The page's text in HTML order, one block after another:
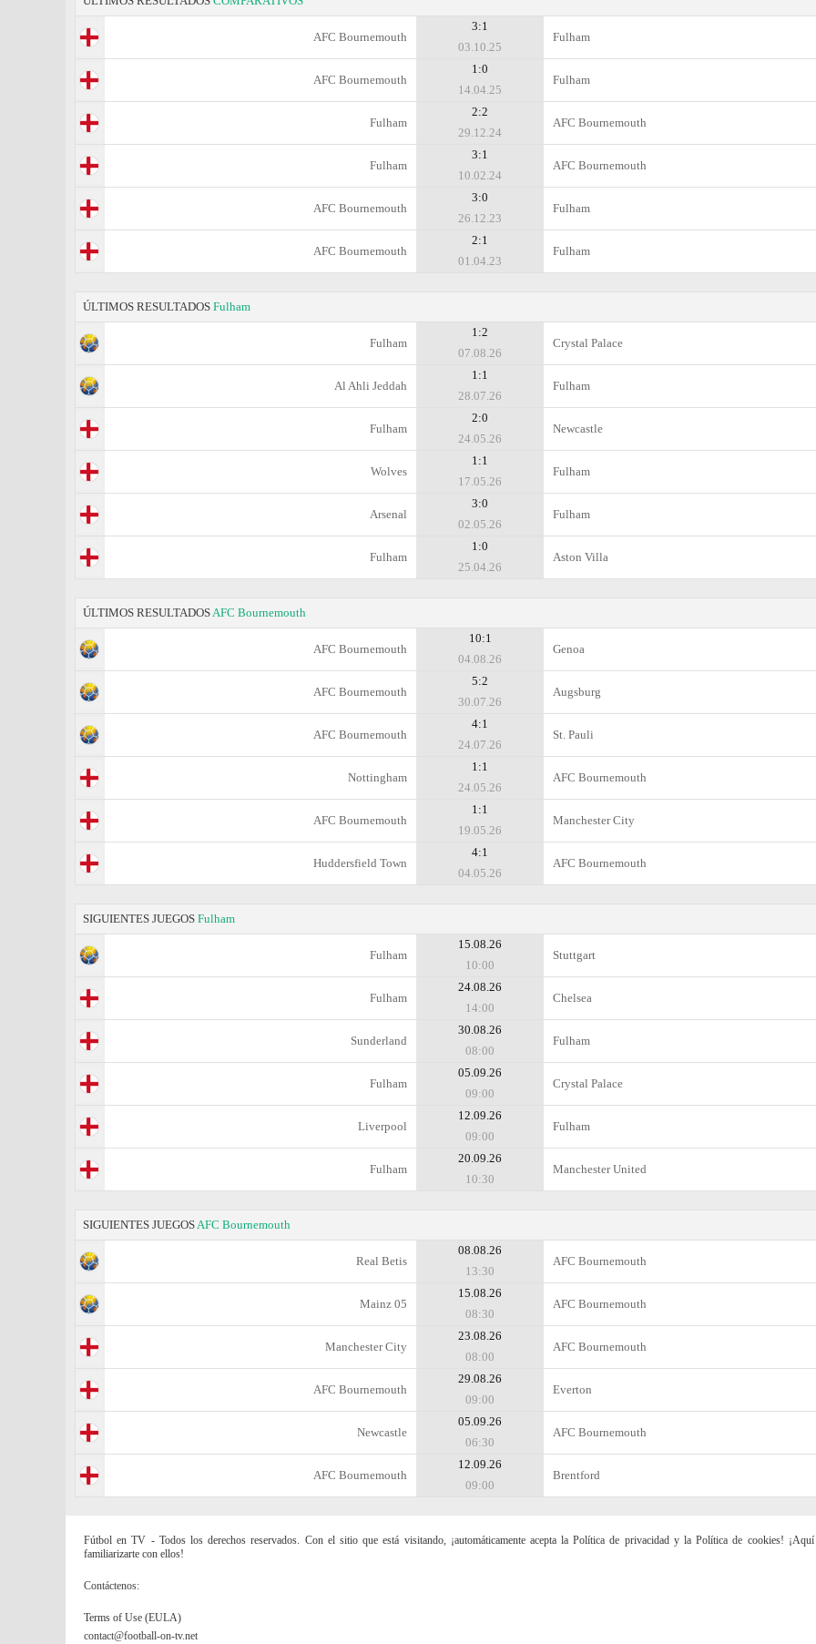
AFC Bournemouth
3:1
03.10.25
Fulham
AFC Bournemouth
1:0
14.04.25
Fulham
Fulham
2:2
29.12.24
AFC Bournemouth
Fulham
3:1
10.02.24
AFC Bournemouth
AFC Bournemouth
3:0
26.12.23
Fulham
AFC Bournemouth
2:1
01.04.23
Fulham
ÚLTIMOS RESULTADOS Fulham
Fulham
1:2
07.08.26
Crystal Palace
Al Ahli Jeddah
1:1
28.07.26
Fulham
Fulham
2:0
24.05.26
Newcastle
Wolves
1:1
17.05.26
Fulham
Arsenal
3:0
02.05.26
Fulham
Fulham
1:0
25.04.26
Aston Villa
ÚLTIMOS RESULTADOSAFC Bournemouth
AFC Bournemouth
10:1
04.08.26
Genoa
AFC Bournemouth
5:2
30.07.26
Augsburg
AFC Bournemouth
4:1
24.07.26
St. Pauli
Nottingham
1:1
24.05.26
AFC Bournemouth
AFC Bournemouth
1:1
19.05.26
Manchester City
Huddersfield Town
4:1
04.05.26
AFC Bournemouth
SIGUIENTES JUEGOS Fulham
Fulham
15.08.26
10:00
Stuttgart
Fulham
24.08.26
14:00
Chelsea
Sunderland
30.08.26
08:00
Fulham
Fulham
05.09.26
09:00
Crystal Palace
Liverpool
12.09.26
09:00
Fulham
Fulham
20.09.26
10:30
Manchester United
SIGUIENTES JUEGOSAFC Bournemouth
Real Betis
08.08.26
13:30
AFC Bournemouth
Mainz 05
15.08.26
08:30
AFC Bournemouth
Manchester City
23.08.26
08:00
AFC Bournemouth
AFC Bournemouth
29.08.26
09:00
Everton
Newcastle
05.09.26
06:30
AFC Bournemouth
AFC Bournemouth
12.09.26
09:00
Brentford
Fútbol en TV - Todos los derechos reservados. Con el sitio que está visitando, ¡automáticamente acepta la Política de privacidad y la Política de cookies! ¡Aquí
familiarizarte con ellos!
Contáctenos:
Terms of Use (EULA)
contact@football-on-tv.net